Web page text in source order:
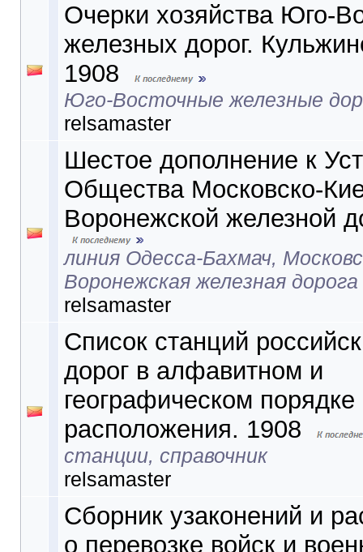
Очерки хозяйства Юго-
железных дорог.
1908
Юго-Восточные железные
relsamaster
Шестое дополнение к
Общества Московско-
Воронежской железной
линия Одесса-Бахмач,
Воронежская железная дорога
relsamaster
Список станций
дорог в алфавитном и
географическом порядке
расположения. 1908
станции, справочник
relsamaster
Сборник узаконений и
о перевозке войск и